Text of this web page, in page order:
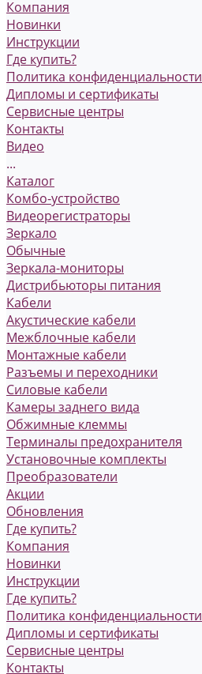
Компания
Новинки
Инструкции
Где купить?
Политика конфиденциальности
Дипломы и сертификаты
Сервисные центры
Контакты
Видео
...
Каталог
Комбо-устройство
Видеорегистраторы
Зеркало
Обычные
Зеркала-мониторы
Дистрибьюторы питания
Кабели
Акустические кабели
Межблочные кабели
Монтажные кабели
Разъемы и переходники
Силовые кабели
Камеры заднего вида
Обжимные клеммы
Терминалы предохранителя
Установочные комплекты
Преобразователи
Акции
Обновления
Где купить?
Компания
Новинки
Инструкции
Где купить?
Политика конфиденциальности
Дипломы и сертификаты
Сервисные центры
Контакты